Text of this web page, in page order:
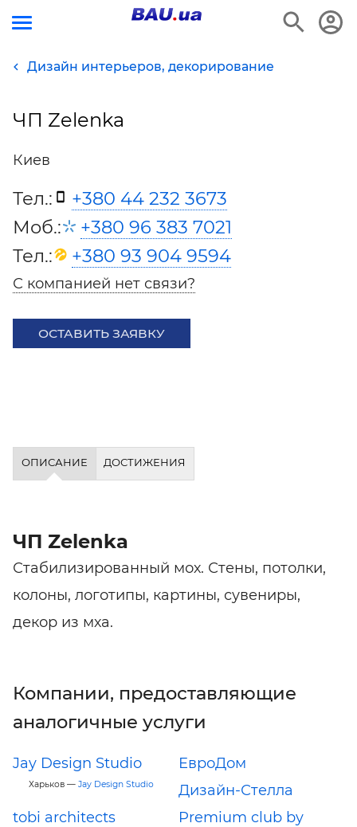
Дизайн интерьеров, декорирование
ЧП Zelenka
Киев
Тел.:
+380 44 232 3673
Моб.:
+380 96 383 7021
Тел.:
+380 93 904 9594
С компанией нет связи?
ОСТАВИТЬ ЗАЯВКУ
ОПИСАНИЕ ДОСТИЖЕНИЯ
ЧП Zelenka
Стабилизированный мох. Стены, потолки,
колоны, логотипы, картины, сувениры,
декор из мха.
Компании, предоставляющие
аналогичные услуги
Jay Design Studio
Харьков — Jay Design Studio
ЕвроДом
Дизайн-Стелла
tobi architects
Premium club by